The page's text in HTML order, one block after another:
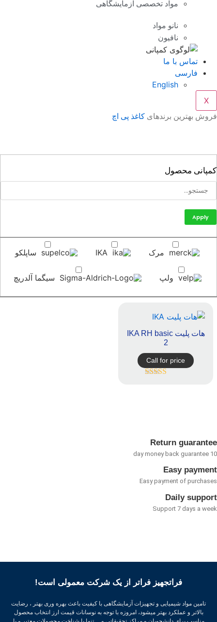
مواد تخصصی آزمایشگاهی
نانو مواد
نافیون
تماس با ما
فارسی
English
بهترین برندهایکاغذ پی اچ
محصول
Apply
مرک IKA ساپلکو
ولپ سیگما آلدریچ
هات پلیت IKA RH basic
Call for price
Return
Easy
Easy payment of
Daily
Support 7 days a
فراتجهیز فراتر از یک شرکت معمولی است!
تامین مواد شیمیایی و تجهیزات آزمایشگاهی با کیفیت باعث بهره وری بهتر ، رضایت
بالاتر و عملکرد بهتر میشود، امروزه با توجه به نوسانات قیمت ارز انتخاب محصول